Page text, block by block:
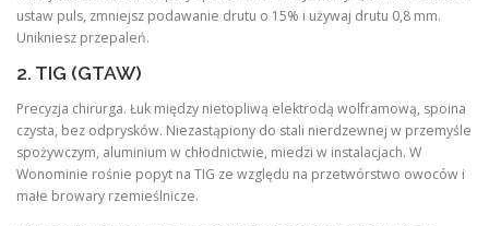
ustaw puls, zmniejsz podawanie drutu o 15% i używaj drutu 0,8 mm.
Unikniesz przepaleń.
2. TIG (GTAW)
Precyzja chirurga. Łuk między nietopliwą elektrodą wolframową, spoina
czysta, bez odprysków. Niezastąpiony do stali nierdzewnej w przemyśle
spożywczym, aluminium w chłodnictwie, miedzi w instalacjach. W
Wonominie rośnie popyt na TIG ze względu na przetwórstwo owoców i
małe browary rzemieślnicze.